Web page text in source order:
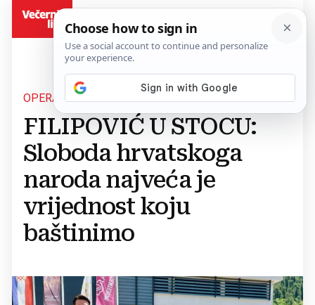
OPERACIJA "LIPANJSKE ZORE"
FILIPOVIĆ U STOCU:
Sloboda hrvatskoga
naroda najveća je
vrijednost koju
baštinimo